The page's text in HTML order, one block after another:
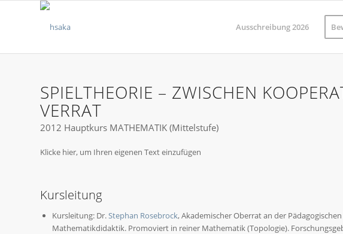
Ausschreibung 2026
SPIELTHEORIE – ZWISCHEN
VERRAT
2012 Hauptkurs MATHEMATIK (Mittelstufe)
Klicke hier, um Ihren eigenen Text einzufügen
Kursleitung
Kursleitung: Dr. Stephan Rosebrock, Akademischer Oberrat an der
Mathematikdidaktik. Promoviert in reiner Mathematik (Topologie).